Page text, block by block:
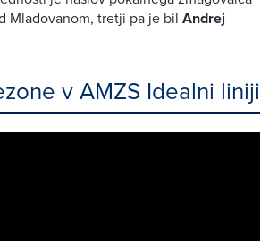
Mladovanom, tretji pa je bil Andrej
v AMZS Idealni liniji